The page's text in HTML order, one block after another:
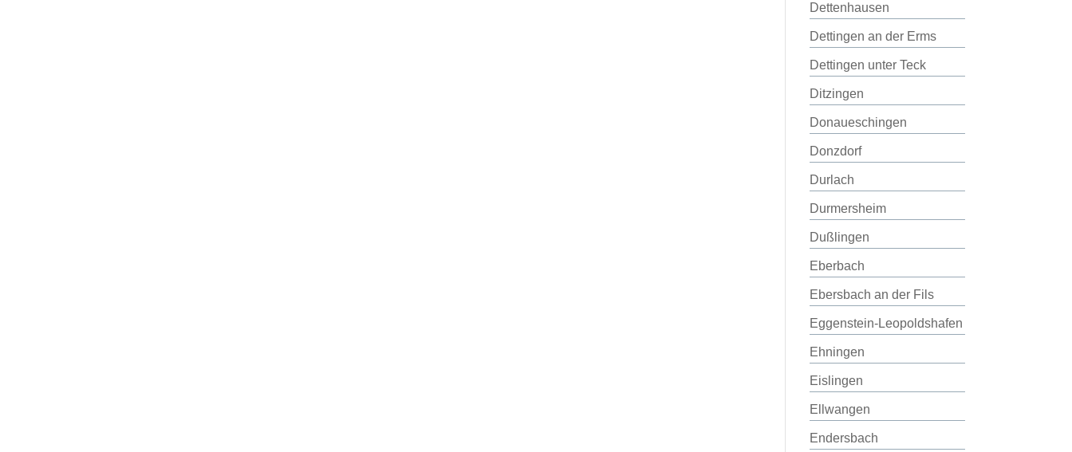
Dettenhausen
Dettingen an der Erms
Dettingen unter Teck
Ditzingen
Donaueschingen
Donzdorf
Durlach
Durmersheim
Dußlingen
Eberbach
Ebersbach an der Fils
Eggenstein-Leopoldshafen
Ehningen
Eislingen
Ellwangen
Endersbach